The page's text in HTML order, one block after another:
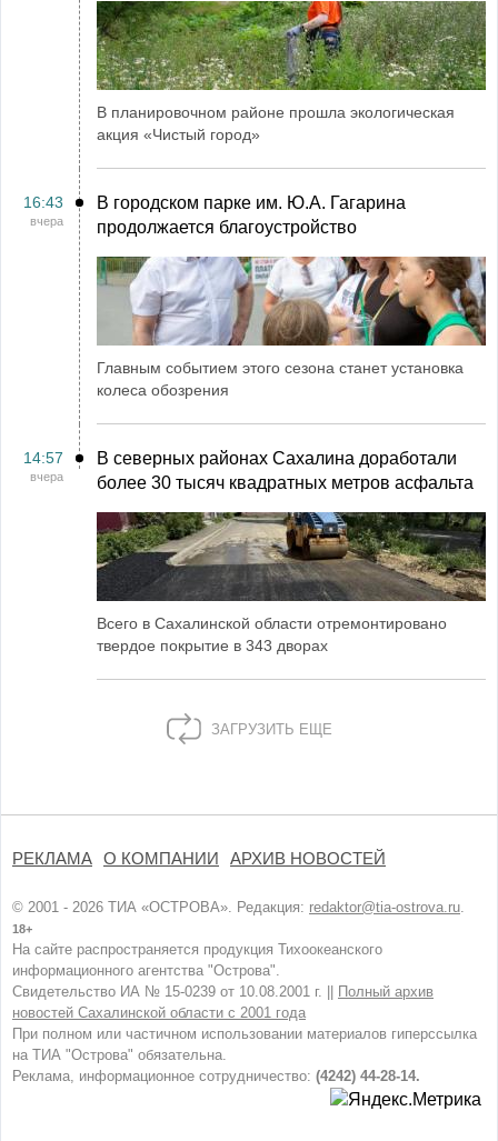
В планировочном районе прошла экологическая
акция «Чистый город»
16:43
вчера
В городском парке им. Ю.А. Гагарина
продолжается благоустройство
Главным событием этого сезона станет установка
колеса обозрения
14:57
вчера
В северных районах Сахалина доработали
более 30 тысяч квадратных метров асфальта
Всего в Сахалинской области отремонтировано
твердое покрытие в 343 дворах
ЗАГРУЗИТЬ ЕЩЕ
РЕКЛАМА О КОМПАНИИ АРХИВ НОВОСТЕЙ
© 2001 - 2026 ТИА «ОСТРОВА». Редакция: redaktor@tia-ostrova.ru.
18+
На сайте распространяется продукция Тихоокеанского
информационного агентства "Острова".
Свидетельство ИА № 15-0239 от 10.08.2001 г. ||
Полный архив
новостей Сахалинской области с 2001 года
При полном или частичном использовании материалов гиперссылка
на ТИА "Острова" обязательна.
Реклама, информационное сотрудничество: (4242) 44-28-14.